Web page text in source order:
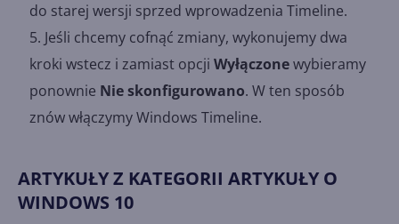
do starej wersji sprzed wprowadzenia Timeline.
Jeśli chcemy cofnąć zmiany, wykonujemy dwa
kroki wstecz i zamiast opcji Wyłączonewybieramy
ponownie Nie skonfigurowano. W ten sposób
znów włączymy Windows Timeline.
ARTYKUŁY Z KATEGORII ARTYKUŁY O
WINDOWS 10